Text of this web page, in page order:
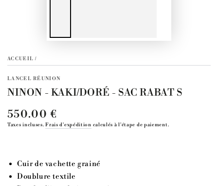
ACCUEIL /
LANCEL RÉUNION
NINON - KAKI/DORÉ - SAC RABAT S
Prix
normal
550.00 €
Taxes incluses.Frais d'expédition calculés à l'étape de paiement.
Cuir de vachette grainé
Doublure textile